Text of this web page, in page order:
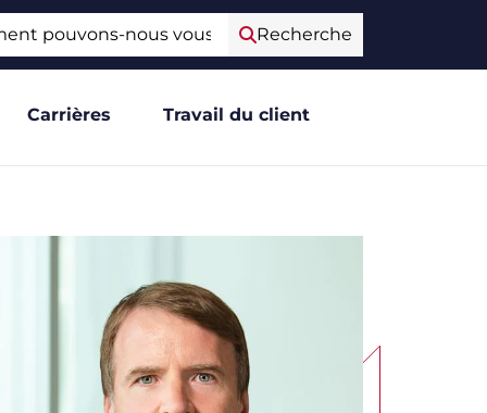
Recherche
Carrières Travail du client